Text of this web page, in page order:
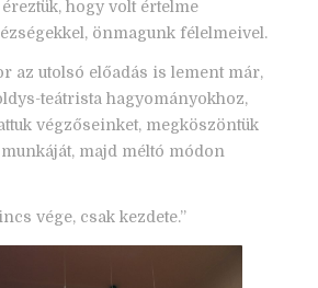
hogy volt értelme
önmagunk félelmeivel.
az utolsó előadás is lement már,
teátrista hagyományokhoz,
végzőseinket, megköszöntük
majd méltó módon
vége, csak kezdete.”